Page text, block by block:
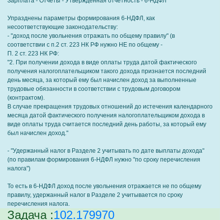
Упразднены параметры формирования 6-НДФЛ, как
несоответствующие законодательству:
- "доход после увольнения отражать по общему правилу" (в
соответствии с п.2 ст. 223 НК РФ нужно НЕ по общему -
П. 2 ст. 223 НК РФ:
"2. При получении дохода в виде оплаты труда датой фактического
получения налогоплательщиком такого дохода признается последний
день месяца, за который ему был начислен доход за выполненные
трудовые обязанности в соответствии с трудовым договором
(контрактом).
В случае прекращения трудовых отношений до истечения календарного
месяца датой фактического получения налогоплательщиком дохода в
виде оплаты труда считается последний день работы, за который ему
был начислен доход."
- "Удержанный налог в Разделе 2 учитывать по дате выплаты дохода"
(по правилам формирования 6-НДФЛ нужно "по сроку перечисления
налога")
То есть в 6-НДФЛ доход после увольнения отражается не по общему
правилу, удержанный налог в Разделе 2 учитывается по сроку
перечисления налога.
Задача :102.179970